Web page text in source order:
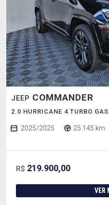
JEEP COMMANDER
2.0 HURRICANE 4 TURBO
2025/2025 25.145 km
R$ 219.900,00
VER